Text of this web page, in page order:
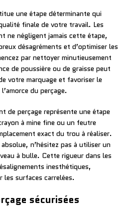
une étape déterminante qui
finale de votre travail. Les
ne négligent jamais cette étape,
désagréments et d’optimiser les
par nettoyer minutieusement
de poussière ou de graisse peut
votre marquage et favoriser le
du perçage.
de perçage représente une étape
à mine fine ou un feutre
exact du trou à réaliser.
n’hésitez pas à utiliser un
à bulle. Cette rigueur dans les
inesthétiques,
les surfaces carrelées.
sécurisées